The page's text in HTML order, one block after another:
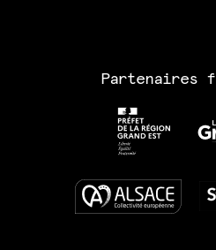
Partenaires